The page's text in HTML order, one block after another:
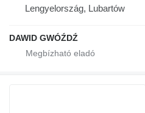
Lengyelország, Lubartów
DAWID GWÓŹDŹ